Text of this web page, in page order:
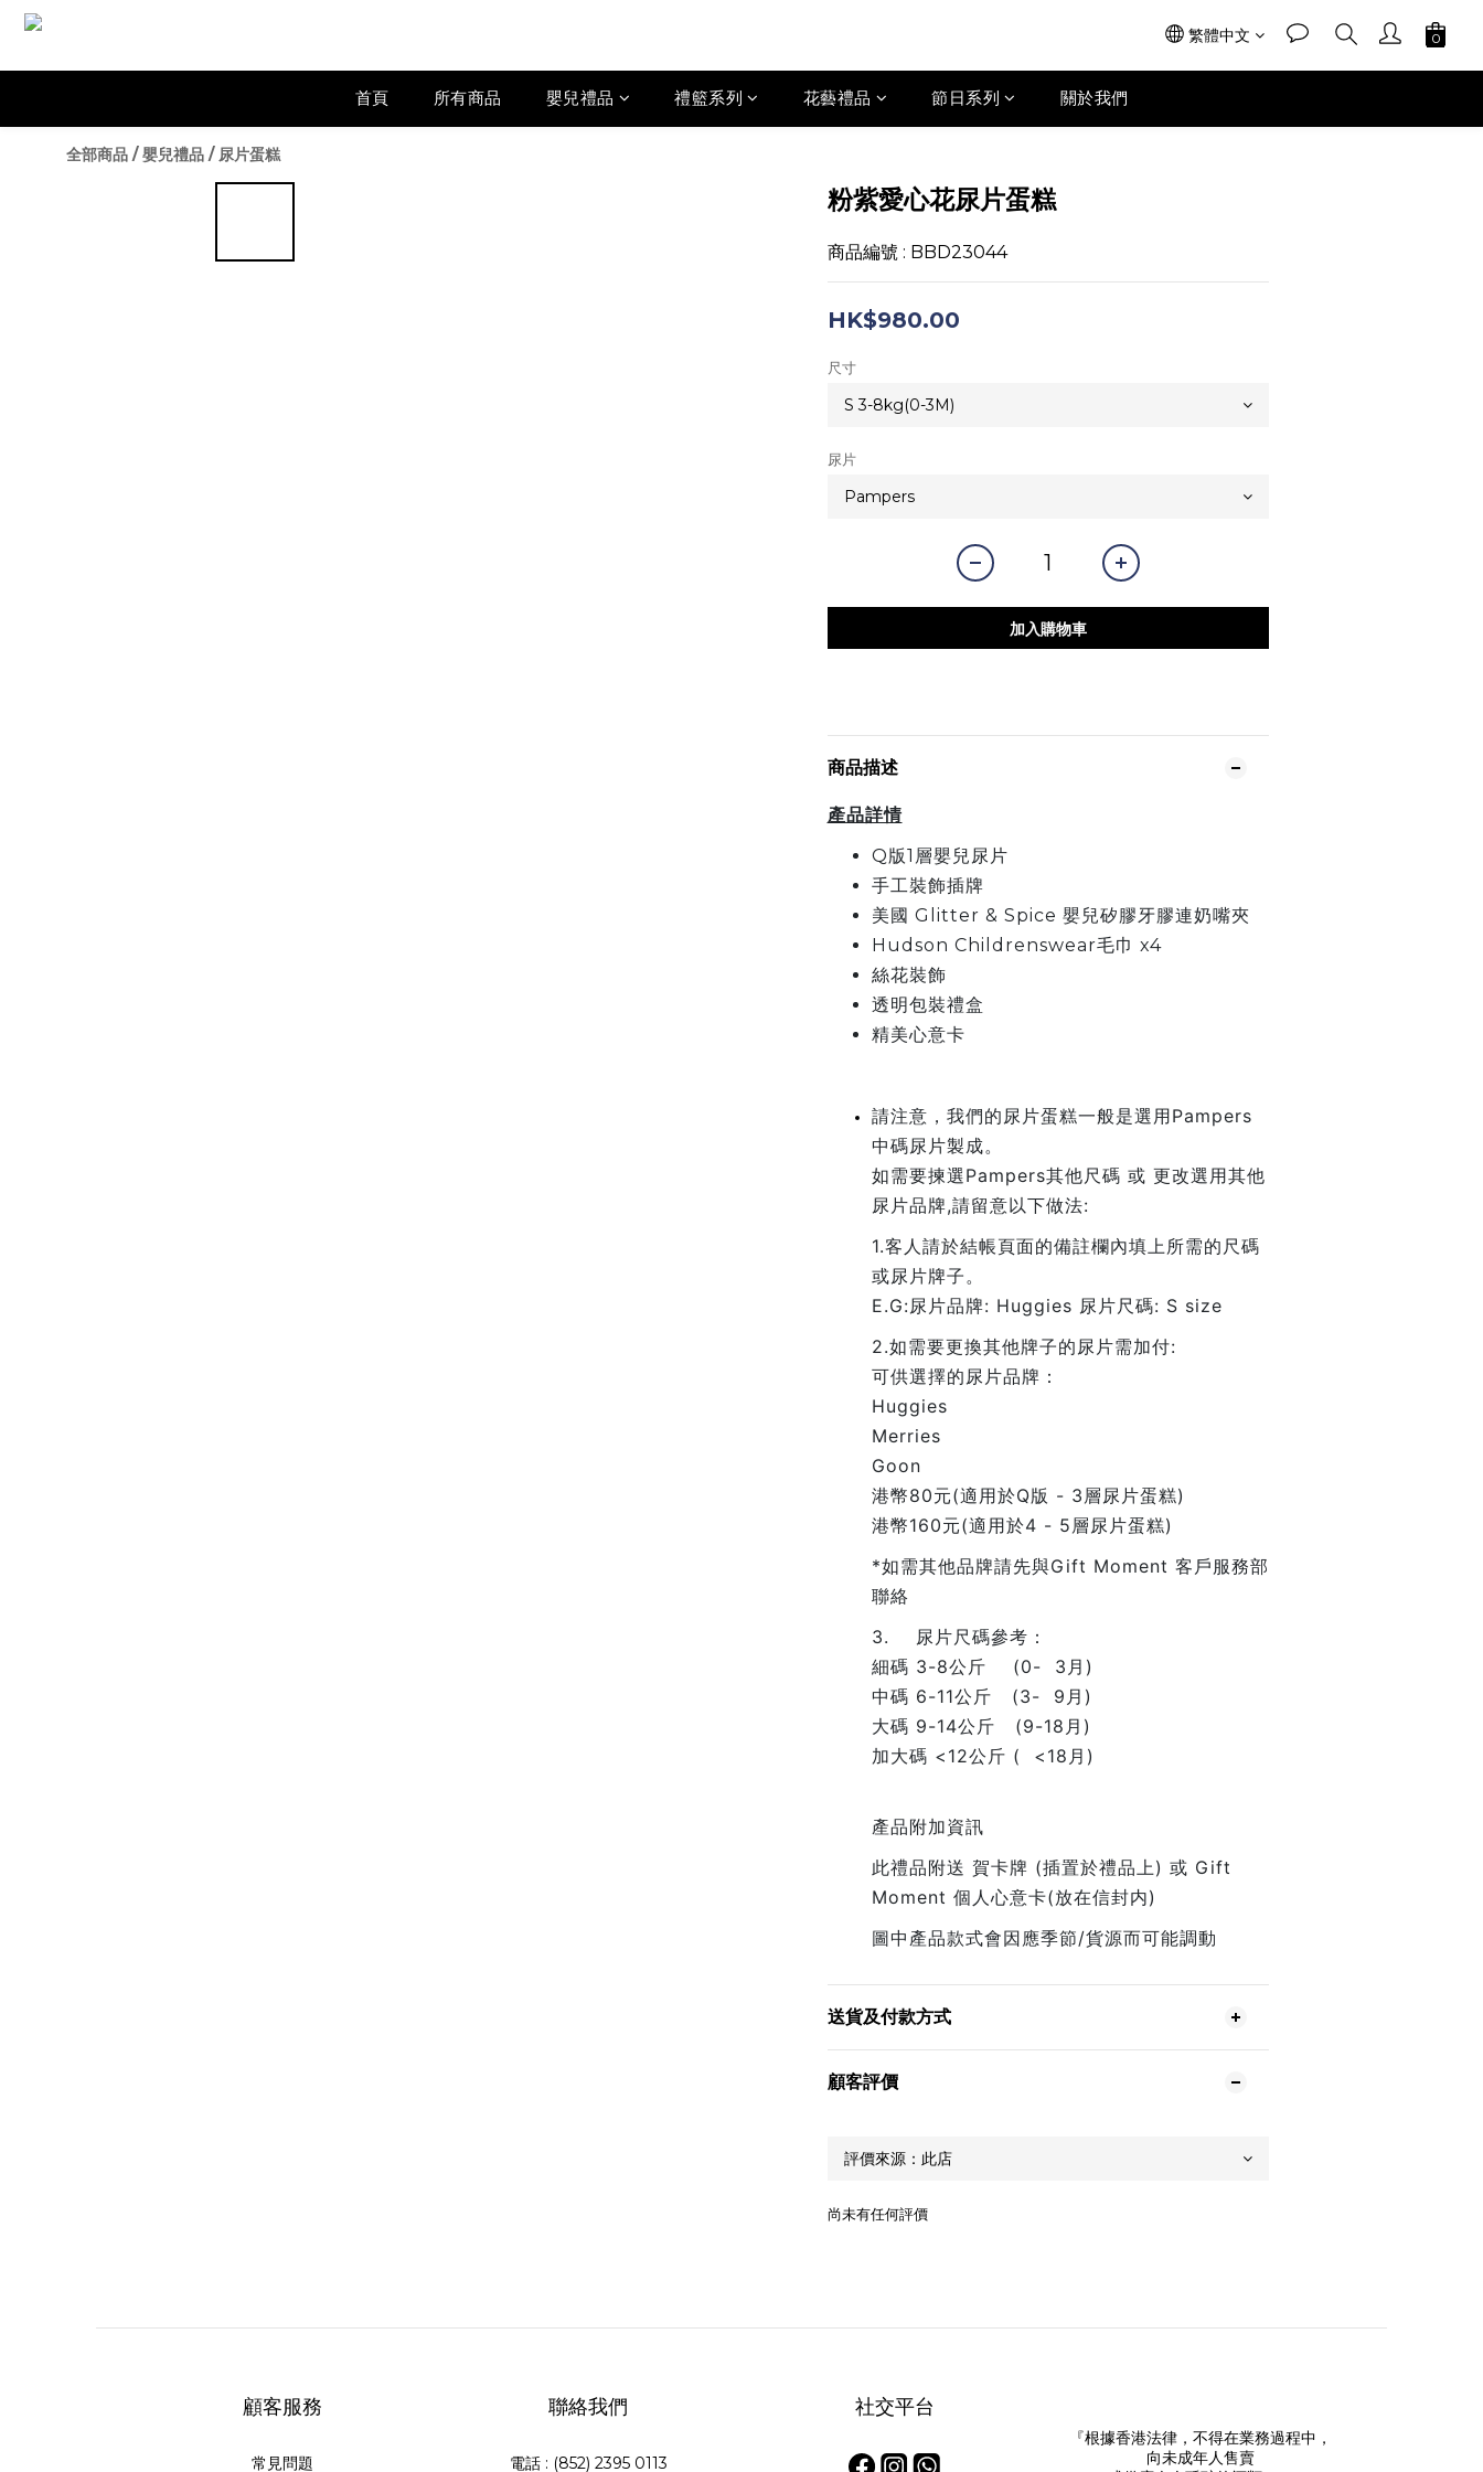
繁體中文
首頁 所有商品 嬰兒禮品 禮籃系列 花藝禮品 節日系列 關於我們
全部商品 /嬰兒禮品 / 尿片蛋糕
粉紫愛心花尿片蛋糕
商品編號 : BBD23044
HK$980.00
尺寸
尿片
加入購物車
商品描述
產品詳情
Q版1層嬰兒尿片
手工裝飾插牌
美國 Glitter & Spice 嬰兒矽膠牙膠連奶嘴夾
Hudson Childrenswear毛巾 x4
絲花裝飾
透明包裝禮盒
精美心意卡
請注意，我們的尿片蛋糕一般是選用Pampers
中碼尿片製成。
如需要揀選Pampers其他尺碼 或 更改選用其他
尿片品牌,請留意以下做法:
1.客人請於結帳頁面的備註欄內填上所需的尺碼
或尿片牌子。
E.G:尿片品牌: Huggies 尿片尺碼: S size
2.如需要更換其他牌子的尿片需加付:
可供選擇的尿片品牌：
Huggies
Merries
Goon
港幣80元(適用於Q版 - 3層尿片蛋糕)
港幣160元(適用於4 - 5層尿片蛋糕)
*如需其他品牌請先與Gift Moment 客戶服務部
聯絡
3. 尿片尺碼參考：
細碼 3-8公斤 (0- 3月)
中碼 6-11公斤 (3- 9月)
大碼 9-14公斤 (9-18月)
加大碼 <12公斤 ( <18月)
產品附加資訊
此禮品附送 賀卡牌 (插置於禮品上) 或 Gift
Moment 個人心意卡(放在信封内)
圖中產品款式會因應季節/貨源而可能調動
送貨及付款方式
顧客評價
尚未有任何評價
顧客服務
常見問題
聯絡我們
電話 : (852) 2395 0113
社交平台
『根據香港法律，不得在業務過程中，
向未成年人售賣